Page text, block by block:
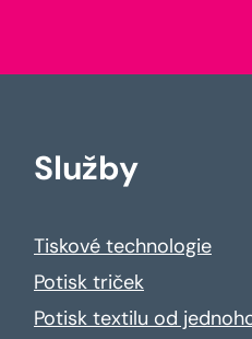
Služby
Tiskové technologie
Potisk triček
Potisk textilu od